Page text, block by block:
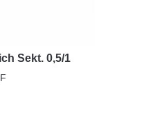
Sekt. 0,5/1